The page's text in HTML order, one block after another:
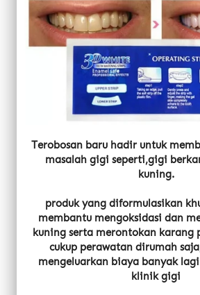
Terobosan baru hadir untuk
masalah gigi seperti,gigi
kuning.
produk yang diformulasikan
membantu mengoksidasi dan
kuning serta merontokan karang
cukup perawatan dirumah
mengeluarkan biaya banyak
klinik gigi